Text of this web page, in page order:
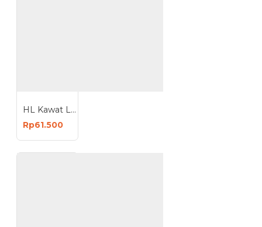
HL Kawat Las Flux Core Ukuran 0.8mm 1mm Berat 1 Kg MIG
Rp61.500